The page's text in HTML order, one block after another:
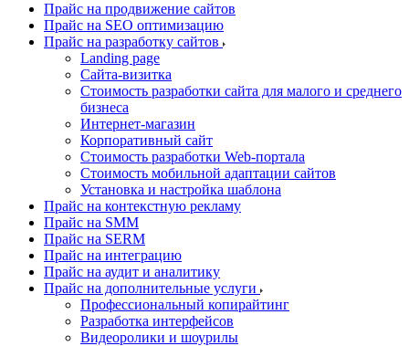
Прайс на продвижение сайтов
Прайс на SEO оптимизацию
Прайс на разработку сайтов
Landing page
Cайта-визитка
Стоимость разработки сайта для малого и среднего
бизнеса
Интернет-магазин
Корпоративный сайт
Стоимость разработки Web-портала
Стоимость мобильной адаптации сайтов
Установка и настройка шаблона
Прайс на контекстную рекламу
Прайс на SMM
Прайс на SERM
Прайс на интеграцию
Прайс на аудит и аналитику
Прайс на дополнительные услуги
Профессиональный копирайтинг
Разработка интерфейсов
Видеоролики и шоурилы